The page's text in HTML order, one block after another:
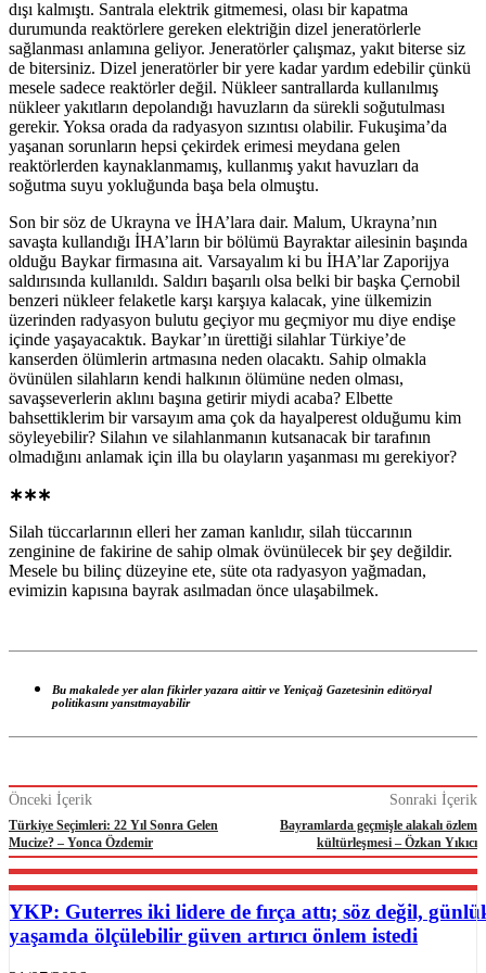
dışı kalmıştı. Santrala elektrik gitmemesi, olası bir kapatma
durumunda reaktörlere gereken elektriğin dizel jeneratörlerle
sağlanması anlamına geliyor. Jeneratörler çalışmaz, yakıt biterse siz
de bitersiniz. Dizel jeneratörler bir yere kadar yardım edebilir çünkü
mesele sadece reaktörler değil. Nükleer santrallarda kullanılmış
nükleer yakıtların depolandığı havuzların da sürekli soğutulması
gerekir. Yoksa orada da radyasyon sızıntısı olabilir. Fukuşima’da
yaşanan sorunların hepsi çekirdek erimesi meydana gelen
reaktörlerden kaynaklanmamış, kullanmış yakıt havuzları da
soğutma suyu yokluğunda başa bela olmuştu.
Son bir söz de Ukrayna ve İHA’lara dair. Malum, Ukrayna’nın
savaşta kullandığı İHA’ların bir bölümü Bayraktar ailesinin başında
olduğu Baykar firmasına ait. Varsayalım ki bu İHA’lar Zaporijya
saldırısında kullanıldı. Saldırı başarılı olsa belki bir başka Çernobil
benzeri nükleer felaketle karşı karşıya kalacak, yine ülkemizin
üzerinden radyasyon bulutu geçiyor mu geçmiyor mu diye endişe
içinde yaşayacaktık. Baykar’ın ürettiği silahlar Türkiye’de
kanserden ölümlerin artmasına neden olacaktı. Sahip olmakla
övünülen silahların kendi halkının ölümüne neden olması,
savaşseverlerin aklını başına getirir miydi acaba? Elbette
bahsettiklerim bir varsayım ama çok da hayalperest olduğumu kim
söyleyebilir? Silahın ve silahlanmanın kutsanacak bir tarafının
olmadığını anlamak için illa bu olayların yaşanması mı gerekiyor?
∗∗∗
Silah tüccarlarının elleri her zaman kanlıdır, silah tüccarının
zenginine de fakirine de sahip olmak övünülecek bir şey değildir.
Mesele bu bilinç düzeyine ete, süte ota radyasyon yağmadan,
evimizin kapısına bayrak asılmadan önce ulaşabilmek.
Bu makalede yer alan fikirler yazara aittir ve Yeniçağ Gazetesinin editöryal
politikasını yansıtmayabilir
Önceki İçerik
Türkiye Seçimleri: 22 Yıl Sonra Gelen
Mucize? – Yonca Özdemir
Sonraki İçerik
Bayramlarda geçmişle alakalı özlem
kültürleşmesi – Özkan Yıkıcı
YKP: Guterres iki lidere de fırça attı; söz değil,
yaşamda ölçülebilir güven artırıcı önlem istedi